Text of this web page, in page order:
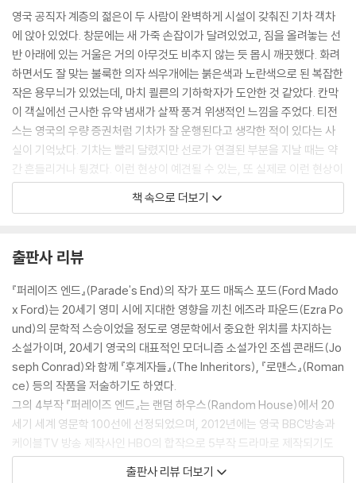
영국 공직자 계층의 젊은이 두 사람이 완벽하게 시설이 갖춰진 기차 객차
에 앉아 있었다. 창문에는 새 가죽 손잡이가 달려있었고, 짐을 올려놓는 선
반 아래에 있는 거울은 거의 아무것도 비추지 않는 듯 몹시 깨끗했다. 화려
하면서도 잘 맞는 불룩한 의자 씌우개에는 붉은색과 노란색으로 된 복잡한
작은 용무늬가 있었는데, 마치 쾰른의 기하학자가 도안한 것 같았다. 칸막
이 객실에선 근사한 유약 냄새가 살짝 풍겨 위생적인 느낌을 주었다. 티전
스는 영국의 우량 증권처럼 기차가 잘 운행된다고 생각한 적이 있다는 사
실이 기억났다. 기차는 빨리 달렸지만 선로가 연결된 부분을 지날 때는 약
간 흔들리거나 튕겼다. 이런 현상이 예견될 수 있는, 또 실제로 이런 현상이
일어난다 해도 이해할 수 있는 애쉬포드나 톤브리지 전에 있는 커브 길에
서는 그렇지 않았지만 말이다. 티전스는 이런 사실을 알리기 위해 맥마스
자신들 계층이 레지날드 잉글비 경이 수장으로 있는 새로이 창설된 통계청
과 이 세상을 운영하고 있다고 생각하기 때문일 것이다. 이들은 경관이 부
정한 짓을 저지르는 것을 보거나, 철도역의 짐꾼이 불손하거나, 가로등이
부족하거나, 자국의 공공서비스, 혹은 외국에 있는 공공 서비스의 결함을
보게 되면 베일리얼 대학 출신 특유의 냉담한 어조로 “영국이 어찌 이 지경
까지 이르게 된 것이오?”라고 한탄스럽다는 듯이, 아니면 분개하듯이 묻
거나 [타임스]에 기고한다. 때로는 영국인의 예의범절, 예술, 외교, 제국 간
의 무역, 아니면 사망한 정치인과 문인들의 개인적 명예까지도 자신들이
책임져야 할 일인 것처럼 심각한 내용의 기사를 써 왔고, 또 그 기사들의 상
당수는 아직 남아 있었다.
티전스는 맥마스터가 그와 같은 일을 할 거라고 생각했지만 확신은 하지
못했다. 저기 앉아 있는 자그마한 몸집의 맥마스터는 휘그당 성향의 인물
책 속으로 더보기
출판사 리뷰
『퍼레이즈 엔드』(Parade's End)의 작가 포드 매독스 포드(Ford Mado
x Ford)는 20세기 영미 시에 지대한 영향을 끼친 에즈라 파운드(Ezra Po
und)의 문학적 스승이었을 정도로 영문학에서 중요한 위치를 차지하는
소설가이며, 20세기 영국의 대표적인 모더니즘 소설가인 조셉 콘래드(Jo
seph Conrad)와 함께 『후계자들』(The Inheritors), 『로맨스』(Roman
ce) 등의 작품을 저술하기도 하였다.
그의 4부작 『퍼레이즈 엔드』는 랜덤 하우스(Random House)에서 20
세기 세계 영문학 100선에 선정되었으며, 2012년에는 영국 BBC방송과
케이블TV 방송 제작사인 HBO의 합작으로 5부작 드라마로 제작되기도
하였다. 이러한 사실은 이 소설이 문학적으로도, 대중적으로도 가치가 있
출판사 리뷰 더보기